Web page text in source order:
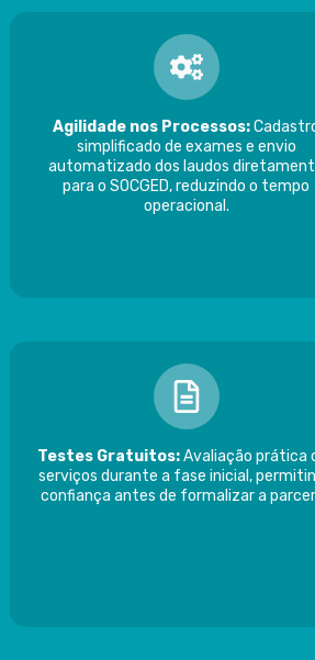
Agilidade nos Processos:
simplificado de exames e envio
automatizado dos laudos
para o SOCGED, reduzindo o tempo
operacional.
Testes Gratuitos:Avaliação prática
serviços durante a fase inicial,
confiança antes de formalizar a